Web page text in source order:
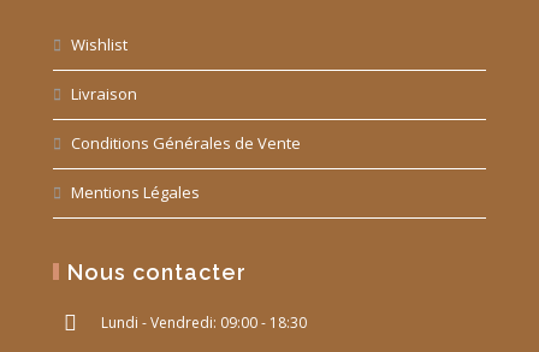
Wishlist
Livraison
Conditions Générales de Vente
Mentions Légales
Nous contacter
Lundi - Vendredi: 09:00 - 18:30